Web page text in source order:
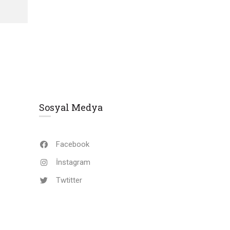
Sosyal Medya
Facebook
İnstagram
Twtitter